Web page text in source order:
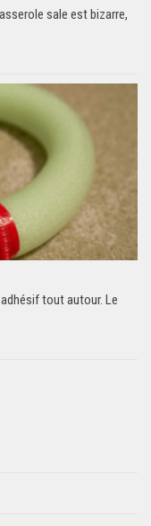
sale est bizarre,
tout autour. Le